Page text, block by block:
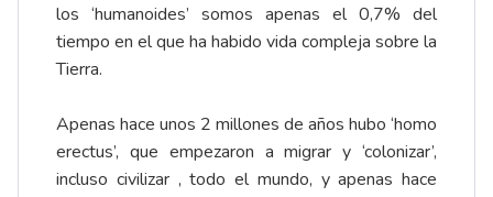
los ‘humanoides’ somos apenas el 0,7% del
tiempo en el que ha habido vida compleja sobre la
Tierra.
Apenas hace unos 2 millones de años hubo ‘homo
erectus’, que empezaron a migrar y ‘colonizar’,
incluso civilizar , todo el mundo, y apenas hace